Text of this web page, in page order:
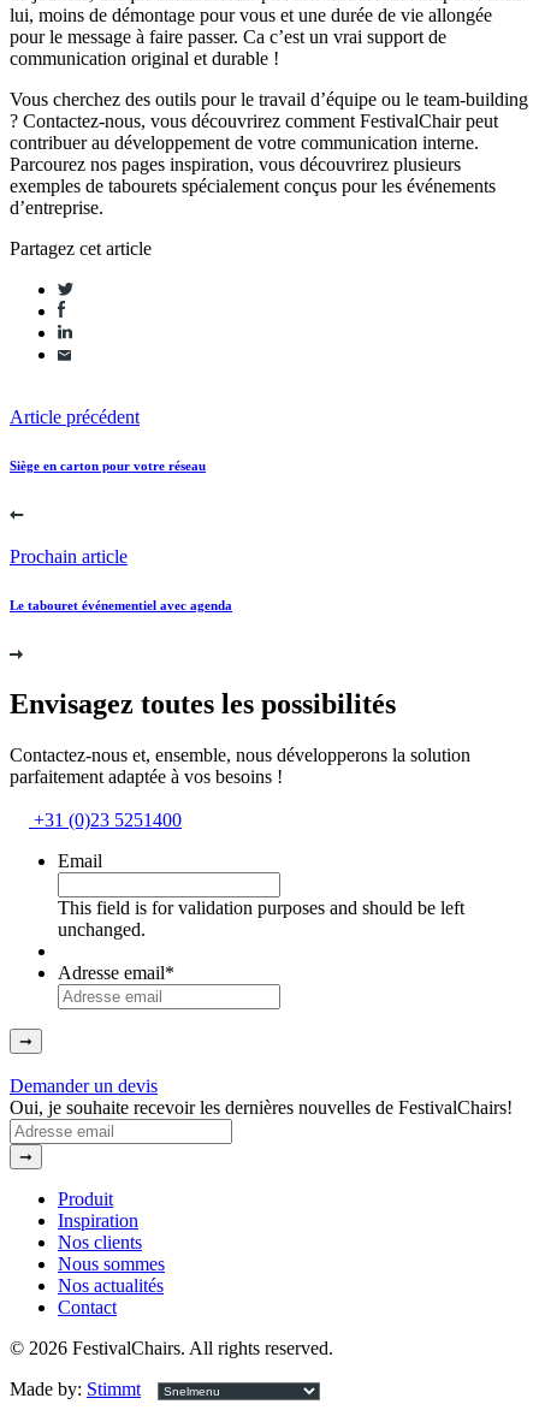
lui, moins de démontage pour vous et une durée de vie allongée
pour le message à faire passer. Ca c’est un vrai support de
communication original et durable !
Vous cherchez des outils pour le travail d’équipe ou le team-building
? Contactez-nous, vous découvrirez comment FestivalChair peut
contribuer au développement de votre communication interne.
Parcourez nos pages inspiration, vous découvrirez plusieurs
exemples de tabourets spécialement conçus pour les événements
d’entreprise.
Partagez cet article
Article précédent
Siège en carton pour votre réseau
Prochain article
Le tabouret événementiel avec agenda
Envisagez toutes les possibilités
Contactez-nous et, ensemble, nous développerons la solution
parfaitement adaptée à vos besoins !
+31 (0)23 5251400
Email
This field is for validation purposes and should be left
unchanged.
Adresse email*
➞
Demander un devis
Oui, je souhaite recevoir les dernières nouvelles de FestivalChairs!
Adresse
email(Required)
➞
Produit
Inspiration
Nos clients
Nous sommes
Nos actualités
Contact
© 2026 FestivalChairs. All rights reserved.
Made by: Stimmt